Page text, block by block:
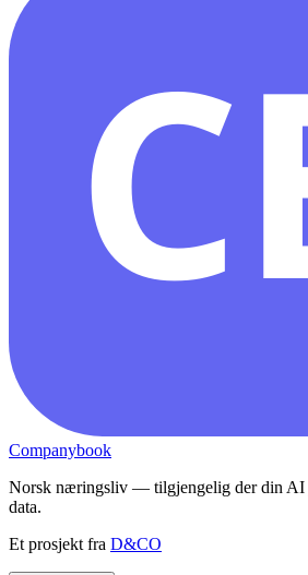
Companybook
Norsk næringsliv — tilgjengelig der din AI
data.
Et prosjekt fra D&CO